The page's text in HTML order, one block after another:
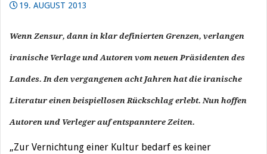
19. AUGUST 2013
Wenn Zensur, dann in klar definierten Grenzen, verlangen
iranische Verlage und Autoren vom neuen Präsidenten des
Landes. In den vergangenen acht Jahren hat die iranische
Literatur einen beispiellosen Rückschlag erlebt. Nun hoffen
Autoren und Verleger auf entspanntere Zeiten.
„Zur Vernichtung einer Kultur bedarf es keiner